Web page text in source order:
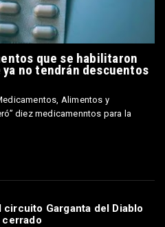
que se habilitaron
no tendrán descuentos
Alimentos y
diez medicamenntos para la
circuito Garganta del Diablo
cerrado